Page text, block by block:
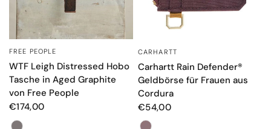
SCHNELLANSICHT
FREE PEOPLE
WTF Leigh Distressed Hobo
Tasche in Aged Graphite
von Free People
€174,00
Farbe
SCHNELLANSICHT
CARHARTT
Carhartt Rain Defender®
Geldbörse für Frauen aus
Cordura
€54,00
Farbe